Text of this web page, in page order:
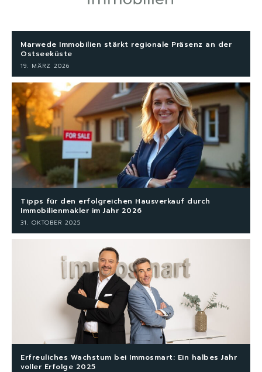
Marwede Immobilien stärkt regionale Präsenz an der
Ostseeküste
19. MÄRZ 2026
Tipps für den erfolgreichen Hausverkauf durch
Immobilienmakler im Jahr 2026
31. OKTOBER 2025
Erfreuliches Wachstum bei Immosmart: Ein halbes Jahr
voller Erfolge 2025